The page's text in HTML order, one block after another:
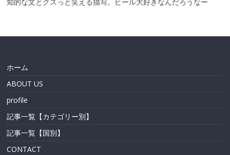
ホーム
ABOUT US
profile
記事一覧【カテゴリー別】
記事一覧【国別】
CONTACT